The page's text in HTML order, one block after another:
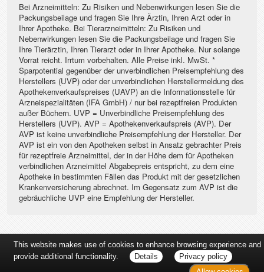
Bei Arzneimitteln: Zu Risiken und Nebenwirkungen lesen Sie die
Packungsbeilage und fragen Sie Ihre Ärztin, Ihren Arzt oder in
Ihrer Apotheke. Bei Tierarzneimitteln: Zu Risiken und
Nebenwirkungen lesen Sie die Packungsbeilage und fragen Sie
Ihre Tierärztin, Ihren Tierarzt oder in Ihrer Apotheke. Nur solange
Vorrat reicht. Irrtum vorbehalten. Alle Preise inkl. MwSt. *
Sparpotential gegenüber der unverbindlichen Preisempfehlung des
Herstellers (UVP) oder der unverbindlichen Herstellermeldung des
Apothekenverkaufspreises (UAVP) an die Informationsstelle für
Arzneispezialitäten (IFA GmbH) / nur bei rezeptfreien Produkten
außer Büchern. UVP = Unverbindliche Preisempfehlung des
Herstellers (UVP). AVP = Apothekenverkaufspreis (AVP). Der
AVP ist keine unverbindliche Preisempfehlung der Hersteller. Der
AVP ist ein von den Apotheken selbst in Ansatz gebrachter Preis
für rezeptfreie Arzneimittel, der in der Höhe dem für Apotheken
verbindlichen Arzneimittel Abgabepreis entspricht, zu dem eine
Apotheke in bestimmten Fällen das Produkt mit der gesetzlichen
Krankenversicherung abrechnet. Im Gegensatz zum AVP ist die
gebräuchliche UVP eine Empfehlung der Hersteller.
This website makes use of cookies to enhance browsing experience and
provide additional functionality.
Details
Privacy policy